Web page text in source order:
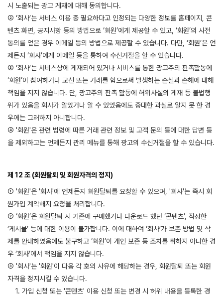
시 노출되는 광고 게재에 대해 동의합니다.
② ‘회사’는 서비스 이용 중 필요하다고 인정되는 다양한 정보를 홈페이지, 콘
텐츠 화면, 공지사항 등의 방법으로 ‘회원’에게 제공할 수 있고, ‘회원’의 사전
동의를 얻은 경우 이메일 등의 방법으로 제공할 수 있습니다. 다만, ‘회원’은 언
제든지 ‘회사’에게 이메일 등을 통하여 수신거절을 할 수 있습니다.
③ ‘회사’는 서비스상에 게재되어 있거나 서비스를 통한 광고주의 판촉활동에
‘회원’이 참여하거나 교신 또는 거래를 함으로써 발생하는 손실과 손해에 대해
책임을 지지 않습니다. 단, 광고주의 판촉 활동에 허위사실의 게재 등 불법행
위가 있음을 회사가 알았거나 알 수 있었음에도 중대한 과실로 알지 못 한 경
우에는 그러하지 아니합니다.
④ '회원'은 관련 법령에 따른 거래 관련 정보 및 고객 문의 등에 대한 답변 등
을 제외하고는 언제든지 관리 메뉴를 통해 광고의 수신거절을 할 수 있습니다.
제 12 조 (회원탈퇴 및 회원자격의 정지)
① '회원'은 '회사'에 언제든지 회원탈퇴를 요청할 수 있으며, '회사'는 즉시 회
원가입 계약해지 요청을 처리합니다.
② ‘회원’은 회원탈퇴 시 기존에 구매했거나 다운로드 했던 ‘콘텐츠’, 작성한
‘게시물’ 등에 대한 이용이 불가합니다. 이에 대하여 ‘회사’가 보존 방법 및 삭
제를 안내하였음에도 불구하고 ‘회원’이 개인 보존 등 조치를 취하지 아니한 경
우 ‘회사’에서 책임을 지지 않습니다.
③ '회사'는 '회원'이 다음 각 호의 사유에 해당하는 경우, 회원탈퇴 또는 회원
자격을 정지시킬 수 있습니다.
1. 가입 신청 또는 '콘텐츠' 이용 신청 또는 변경 시 허위 내용을 등록한 경